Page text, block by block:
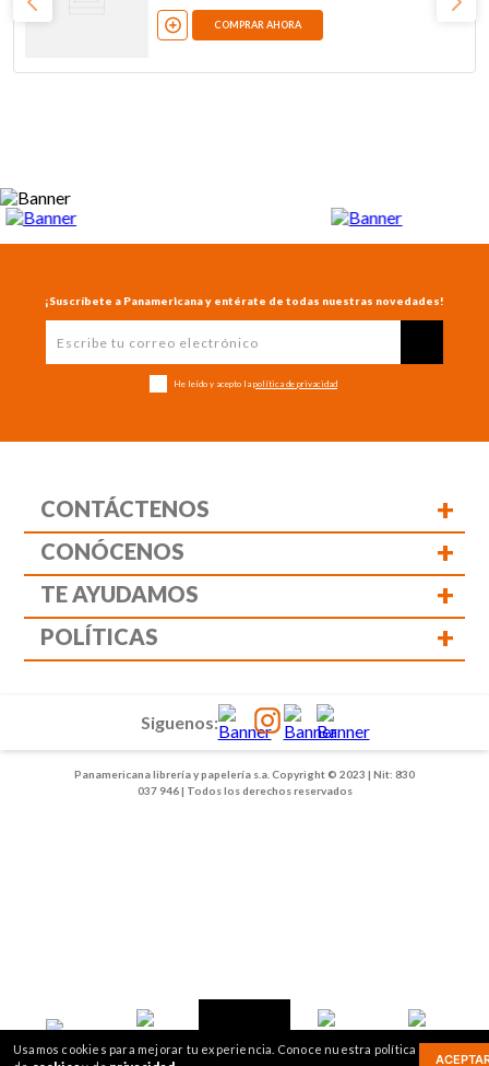
Usamos cookies para mejorar tu experiencia. Conoce nuestra política
Inicio
COMPRAR AHORA
¡Suscríbete a Panamericana y entérate de todas nuestras novedades!
He leído y acepto la política de privacidad
CONTÁCTENOS +
CONÓCENOS +
TE AYUDAMOS +
POLÍTICAS +
Panamericana librería y papelería s.a. Copyright © 2023 | Nit: 830
037 946 | Todos los derechos reservados
Siguenos:
3